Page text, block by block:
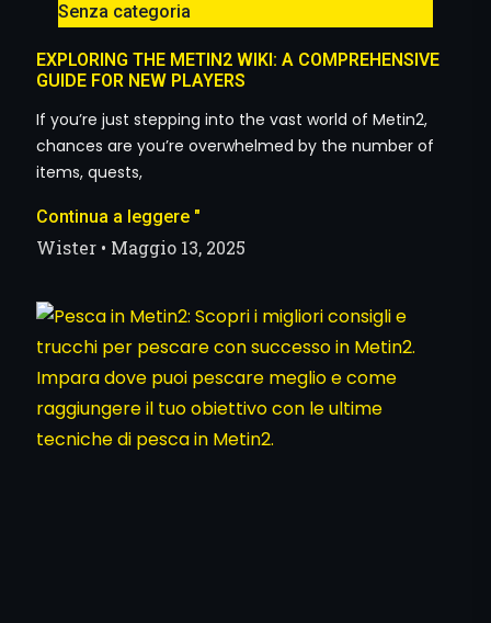
Senza categoria
EXPLORING THE METIN2 WIKI: A COMPREHENSIVE
GUIDE FOR NEW PLAYERS
If you’re just stepping into the vast world of Metin2,
chances are you’re overwhelmed by the number of
items, quests,
Continua a leggere "
Wister Maggio 13, 2025